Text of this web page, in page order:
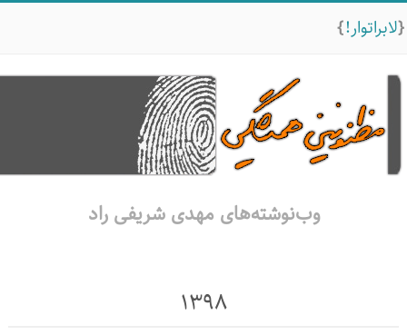
لابراتوار!
وب‌نوشته‌های مهدی شریفی راد
۱۳۹۸